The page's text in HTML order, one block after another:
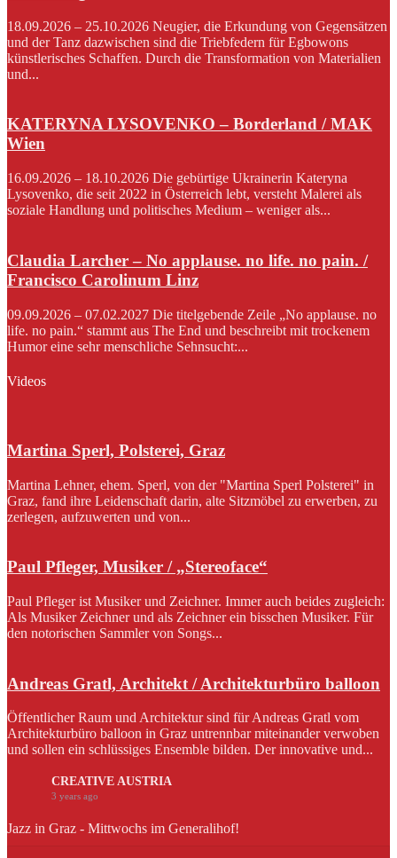
18.09.2026 – 25.10.2026 Neugier, die Erkundung von Gegensätzen
und der Tanz dazwischen sind die Triebfedern für Egbowons
künstlerisches Schaffen. Durch die Transformation von Materialien
und...
KATERYNA LYSOVENKO – Borderland / MAK
Wien
16.09.2026 – 18.10.2026 Die gebürtige Ukrainerin Kateryna
Lysovenko, die seit 2022 in Österreich lebt, versteht Malerei als
soziale Handlung und politisches Medium – weniger als...
Claudia Larcher – No applause. no life. no pain. /
Francisco Carolinum Linz
09.09.2026 – 07.02.2027 Die titelgebende Zeile „No applause. no
life. no pain.“ stammt aus The End und beschreibt mit trockenem
Humor eine sehr menschliche Sehnsucht:...
Videos
Martina Sperl, Polsterei, Graz
Martina Lehner, ehem. Sperl, von der "Martina Sperl Polsterei" in
Graz, fand ihre Leidenschaft darin, alte Sitzmöbel zu erwerben, zu
zerlegen, aufzuwerten und von...
Paul Pfleger, Musiker / „Stereoface“
Paul Pfleger ist Musiker und Zeichner. Immer auch beides zugleich:
Als Musiker Zeichner und als Zeichner ein bisschen Musiker. Für
den notorischen Sammler von Songs...
Andreas Gratl, Architekt / Architekturbüro balloon
Öffentlicher Raum und Architektur sind für Andreas Gratl vom
Architekturbüro balloon in Graz untrennbar miteinander verwoben
und sollen ein schlüssiges Ensemble bilden. Der innovative und...
CREATIVE AUSTRIA
3 years ago
Jazz in Graz - Mittwochs im Generalihof!